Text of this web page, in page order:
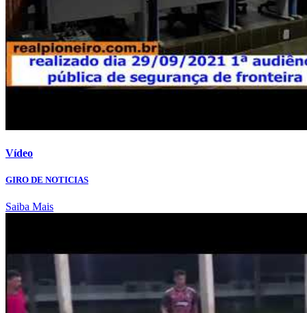
Vídeo
GIRO DE NOTICIAS
Saiba Mais